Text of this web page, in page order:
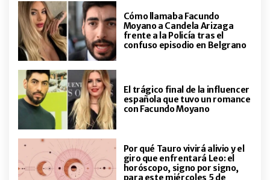
Cómo llamaba Facundo
Moyano a Candela Arizaga
frente a la Policía tras el
confuso episodio en Belgrano
El trágico final de la influencer
española que tuvo un romance
con Facundo Moyano
Por qué Tauro vivirá alivio y el
giro que enfrentará Leo: el
horóscopo, signo por signo,
intimidad de su vida con el Colo
Barco: "Somos una familia súper
sencilla"
ENTRETENIMIENTO
Cuál fue la primera palabra que
dijo Arturo, el bebé de Jimena
Barón y Matías Palleiro
ENTRETENIMIENTO
Sandra Borghi presenta a su
nuevo novio: quién es y las fotos
de su romántico viaje al Caribe